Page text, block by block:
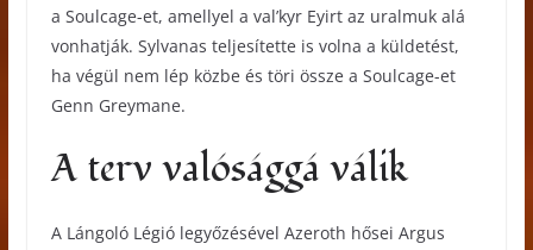
a Soulcage-et, amellyel a val’kyr Eyirt az uralmuk alá
vonhatják. Sylvanas teljesítette is volna a küldetést,
ha végül nem lép közbe és töri össze a Soulcage-et
Genn Greymane.
A terv valósággá válik
A Lángoló Légió legyőzésével Azeroth hősei Argus